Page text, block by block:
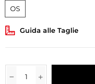
OS
Guida alle Taglie